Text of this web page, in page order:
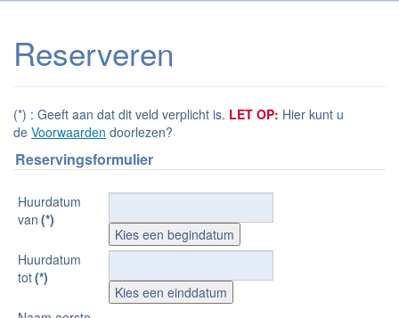
Reserveren
(*) : Geeft aan dat dit veld verplicht is. LET OP: Hier kunt u
de Voorwaarden doorlezen?
Reservingsformulier
Huurdatum
van (*)
Huurdatum
tot(*)